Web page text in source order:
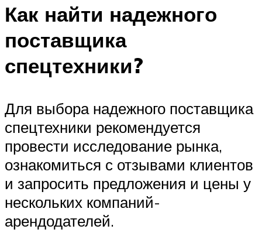
Как найти надежного
поставщика
спецтехники?
Для выбора надежного поставщика
спецтехники рекомендуется
провести исследование рынка,
ознакомиться с отзывами клиентов
и запросить предложения и цены у
нескольких компаний-
арендодателей.